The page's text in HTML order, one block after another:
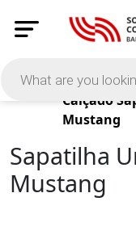
Calçado
Mustang
Sapatilha
Mustang